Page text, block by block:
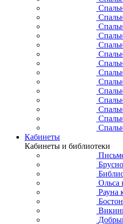
Кабинеты
Кабинеты и библиотеки
Ольса
Рауна